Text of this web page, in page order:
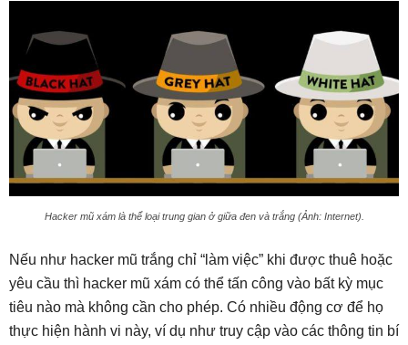
Hacker mũ xám là thể loại trung gian ở giữa đen và trắng (Ảnh: Internet).
Nếu như hacker mũ trắng chỉ “làm việc” khi được thuê hoặc
yêu cầu thì hacker mũ xám có thể tấn công vào bất kỳ mục
tiêu nào mà không cần cho phép. Có nhiều động cơ để họ
thực hiện hành vi này, ví dụ như truy cập vào các thông tin bí